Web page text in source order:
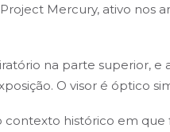
Mercury, ativo nos
na parte superior,
O visor é óptico
histórico em que